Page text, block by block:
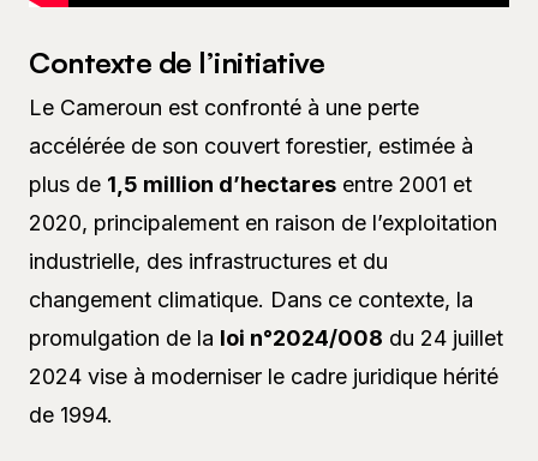
Contexte de l’initiative
Le Cameroun est confronté à une perte
accélérée de son couvert forestier, estimée à
plus de 1,5 million d’hectares entre 2001 et
2020, principalement en raison de l’exploitation
industrielle, des infrastructures et du
changement climatique. Dans ce contexte, la
promulgation de la loi n°2024/008 du 24 juillet
2024 vise à moderniser le cadre juridique hérité
de 1994.